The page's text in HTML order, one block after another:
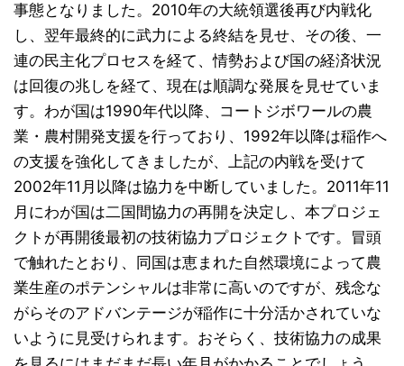
事態となりました。2010年の大統領選後再び内戦化
し、翌年最終的に武力による終結を見せ、その後、一
連の民主化プロセスを経て、情勢および国の経済状況
は回復の兆しを経て、現在は順調な発展を見せていま
す。わが国は1990年代以降、コートジボワールの農
業・農村開発支援を行っており、1992年以降は稲作へ
の支援を強化してきましたが、上記の内戦を受けて
2002年11月以降は協力を中断していました。2011年11
月にわが国は二国間協力の再開を決定し、本プロジェ
クトが再開後最初の技術協力プロジェクトです。冒頭
で触れたとおり、同国は恵まれた自然環境によって農
業生産のポテンシャルは非常に高いのですが、残念な
がらそのアドバンテージが稲作に十分活かされていな
いように見受けられます。おそらく、技術協力の成果